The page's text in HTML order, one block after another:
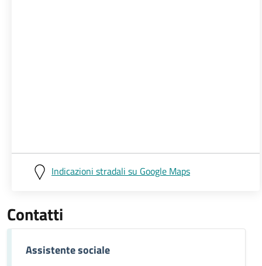
Indicazioni stradali su Google Maps
Contatti
Assistente sociale